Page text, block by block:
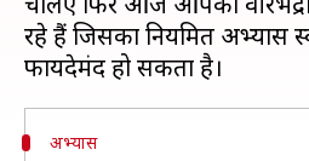
रहे हैं जिसका नियमित अभ्यास
अभ्यास